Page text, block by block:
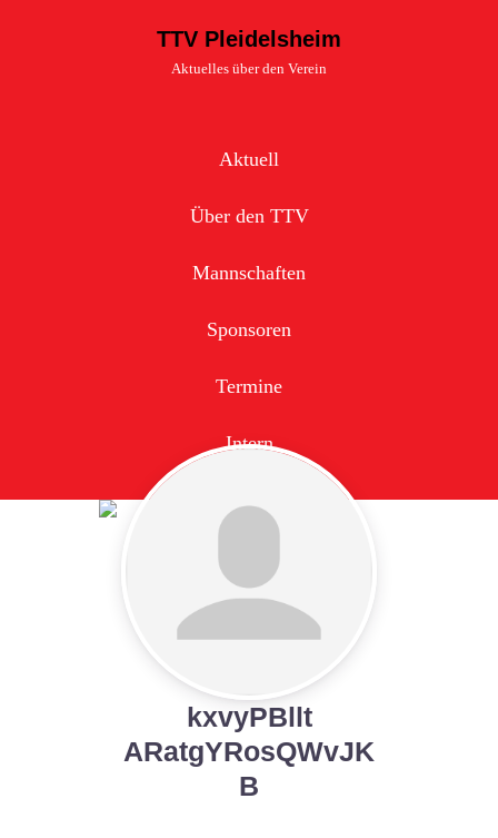
TTV Pleidelsheim
Aktuelles über den Verein
Aktuell
Über den TTV
Mannschaften
Sponsoren
Termine
Intern
kxvyPBllt
ARatgYRosQWvJK
B